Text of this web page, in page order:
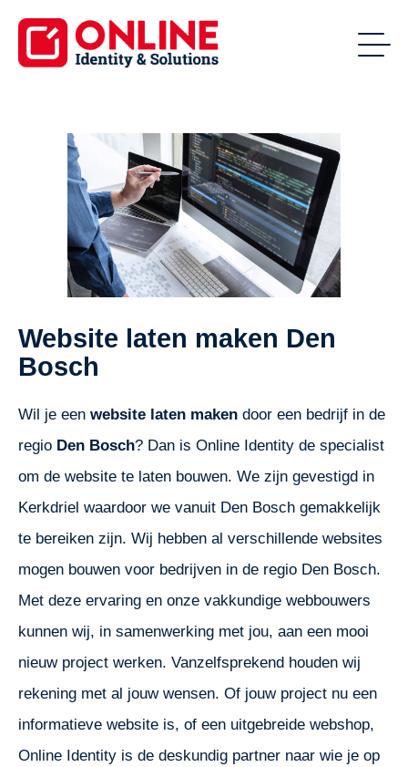
Website laten maken Den
Bosch
Wil je een website laten maken door een bedrijf in de
regio Den Bosch? Dan is Online Identity de specialist
om de website te laten bouwen. We zijn gevestigd in
Kerkdriel waardoor we vanuit Den Bosch gemakkelijk
te bereiken zijn. Wij hebben al verschillende websites
mogen bouwen voor bedrijven in de regio Den Bosch.
Met deze ervaring en onze vakkundige webbouwers
kunnen wij, in samenwerking met jou, aan een mooi
nieuw project werken. Vanzelfsprekend houden wij
rekening met al jouw wensen. Of jouw project nu een
informatieve website is, of een uitgebreide webshop,
Online Identity is de deskundig partner naar wie je op